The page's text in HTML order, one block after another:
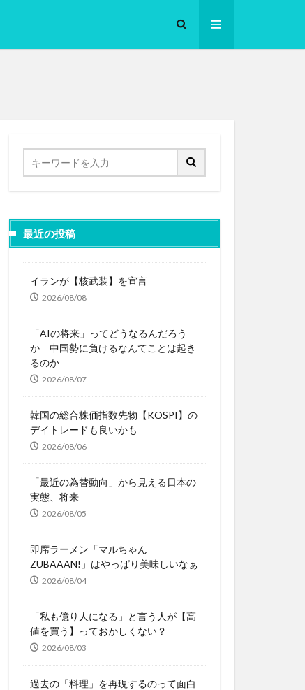
最近の投稿
イランが【核武装】を宣言
2026/08/08
「AIの将来」ってどうなるんだろう
か 中国勢に負けるなんてことは起き
るのか
2026/08/07
韓国の総合株価指数先物【KOSPI】の
デイトレードも良いかも
2026/08/06
「最近の為替動向」から見える日本の
実態、将来
2026/08/05
即席ラーメン「マルちゃん
ZUBAAAN!」はやっぱり美味しいなぁ
2026/08/04
「私も億り人になる」と言う人が【高
値を買う】っておかしくない？
2026/08/03
過去の「料理」を再現するのって面白